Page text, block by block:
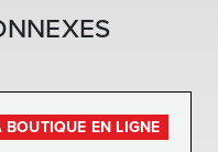
BOUTIQUE EN LIGNE